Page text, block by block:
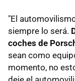
"El
siempre lo será.
coches de
sean como
momento, no